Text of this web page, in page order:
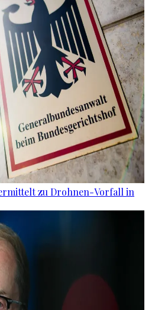
zu Drohnen-Vorfall in